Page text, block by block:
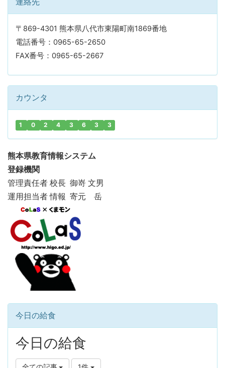
〒869-4301 熊本県八代市東陽町南1869番地
電話番号：0965-65-2650
FAX番号：0965-65-2667
カウンタ
1 0 2 4 3 6 3 3
熊本県教育情報システム
登録機関
管理責任者 校長 御嵜 文男
運用担当者 情報 寄元 岳
今日の給食
今日の給食